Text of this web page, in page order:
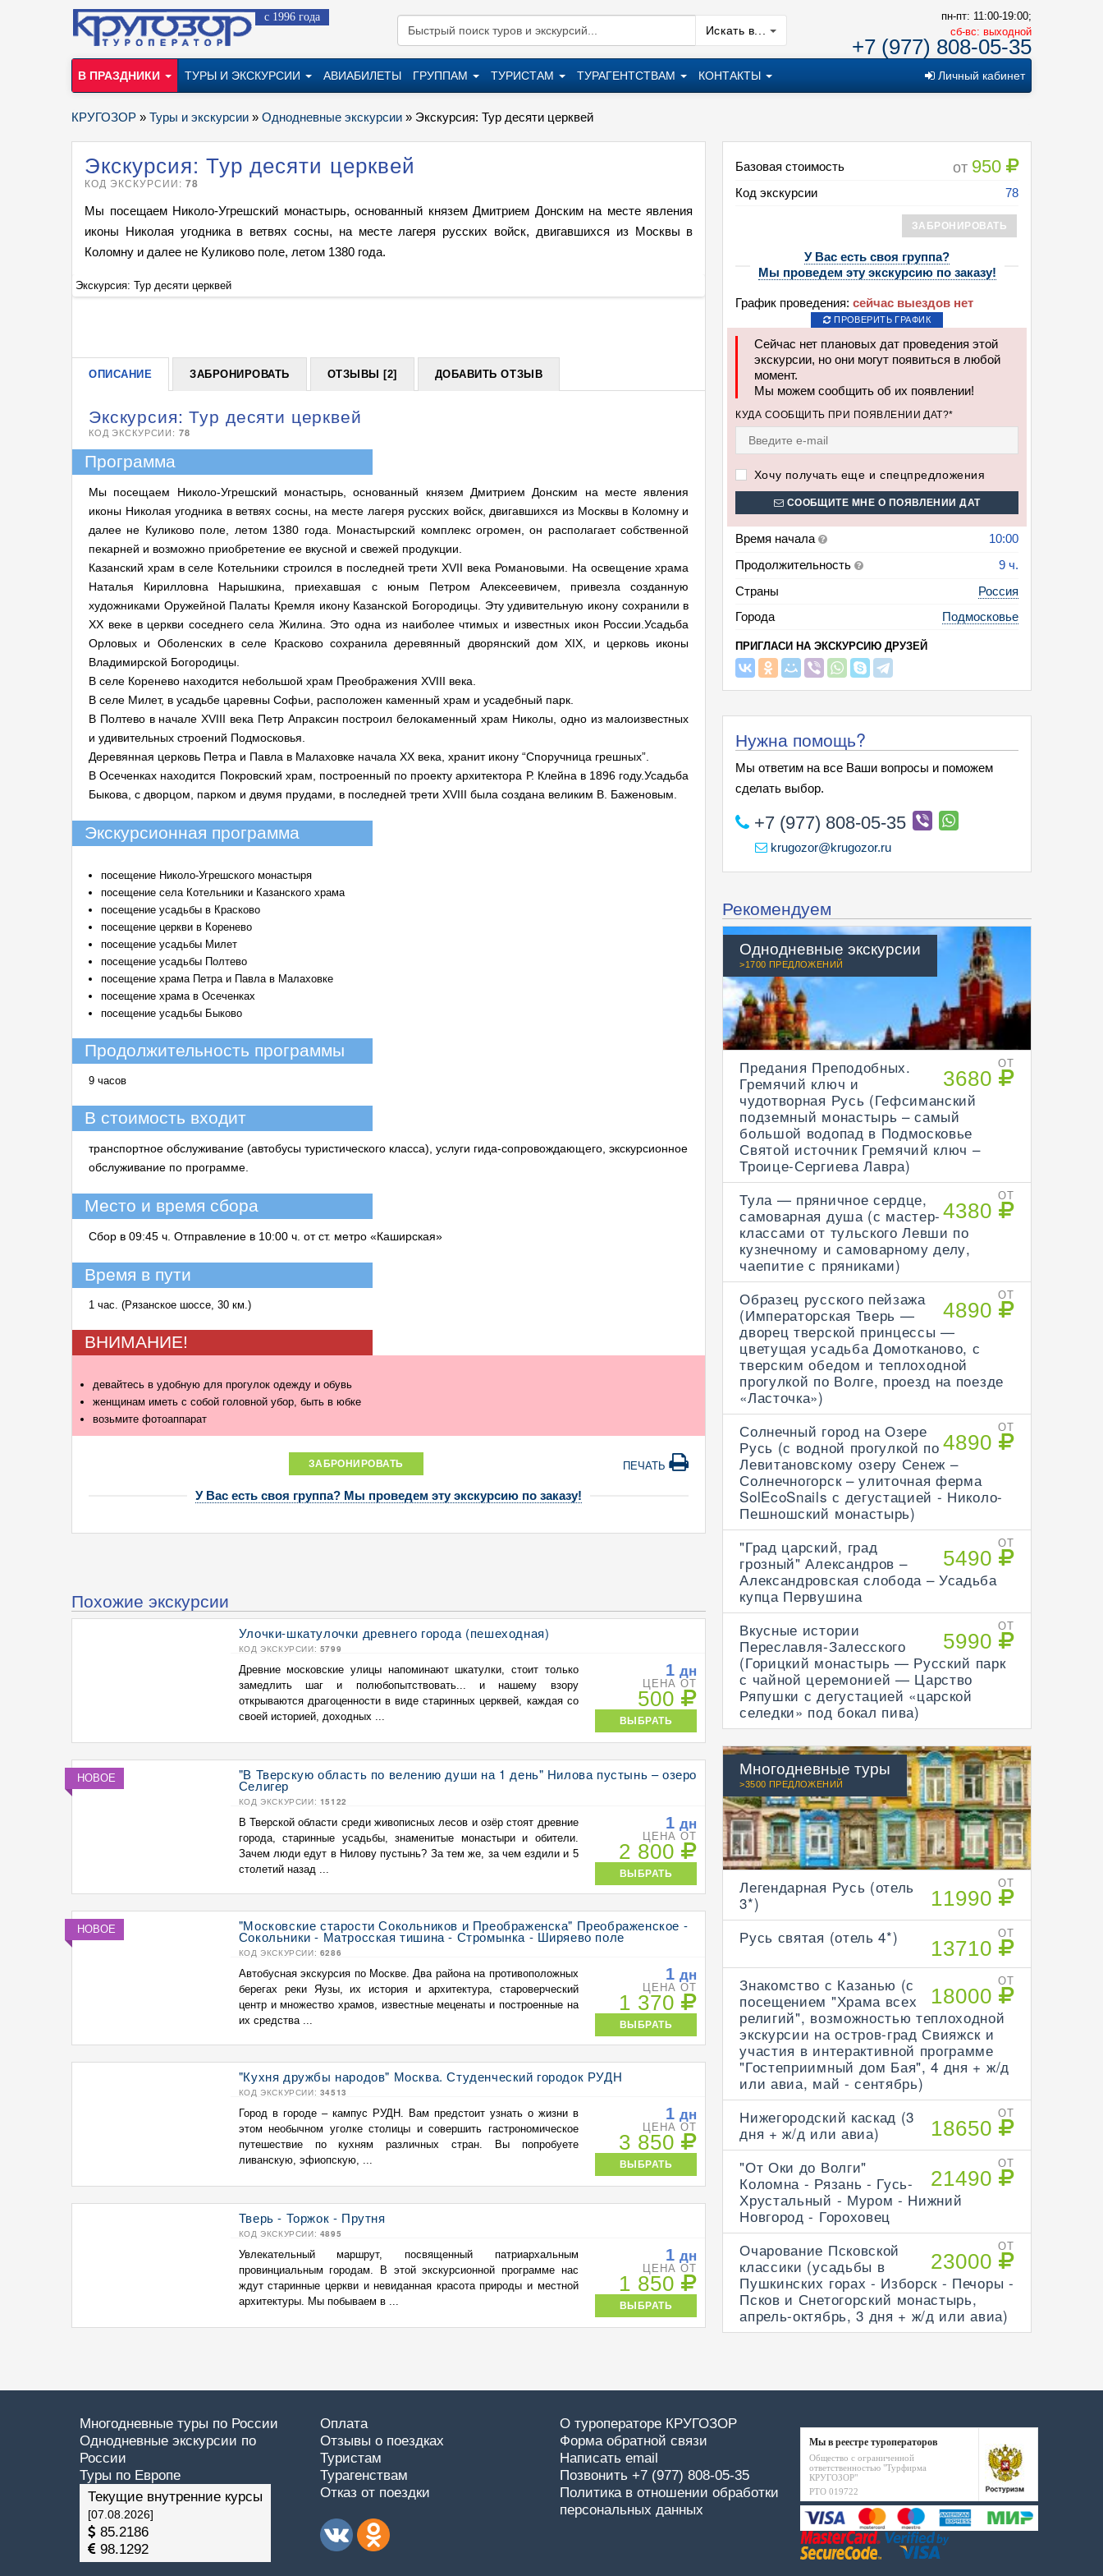
с 1996 года
Искать в...
пн-пт: 11:00-19:00;
cб-вс: выходной
+7 (977) 808-05-35
В ПРАЗДНИКИ ТУРЫ И ЭКСКУРСИИ АВИАБИЛЕТЫ ГРУППАМ ТУРИСТАМ ТУРАГЕНТСТВАМ КОНТАКТЫ Личный кабинет
КРУГОЗОР » Туры и экскурсии » Однодневные экскурсии » Экскурсия: Тур десяти церквей
Базовая стоимость от 950
Код экскурсии 78
ЗАБРОНИРОВАТЬ
У Вас есть своя группа?
Мы проведем эту экскурсию по заказу!
График проведения: сейчас выездов нет
ПРОВЕРИТЬ ГРАФИК
Сейчас нет плановых дат проведения этой
экскурсии, но они могут появиться в любой
момент.
Мы можем сообщить об их появлении!
КУДА СООБЩИТЬ ПРИ ПОЯВЛЕНИИ ДАТ?*
Хочу получать еще и спецпредложения
СООБЩИТЕ МНЕ О ПОЯВЛЕНИИ ДАТ
Время начала
10:00
Продолжительность
9 ч.
Страны
Россия
Города
Подмосковье
ПРИГЛАСИ НА ЭКСКУРСИЮ ДРУЗЕЙ
Экскурсия: Тур десяти церквей
КОД ЭКСКУРСИИ:78
Мы посещаем Николо-Угрешский монастырь, основанный князем Дмитрием Донским на месте явления
иконы Николая угодника в ветвях сосны, на месте лагеря русских войск, двигавшихся из Москвы в
Коломну и далее не Куликово поле, летом 1380 года.
Экскурсия: Тур десяти церквей
ОПИСАНИЕ ЗАБРОНИРОВАТЬ ОТЗЫВЫ [2] ДОБАВИТЬ ОТЗЫВ
Экскурсия: Тур десяти церквей
КОД ЭКСКУРСИИ: 78
Программа
Мы посещаем Николо-Угрешский монастырь, основанный князем Дмитрием Донским на месте явления
иконы Николая угодника в ветвях сосны, на месте лагеря русских войск, двигавшихся из Москвы в Коломну и
далее не Куликово поле, летом 1380 года. Монастырский комплекс огромен, он располагает собственной
пекарней и возможно приобретение ее вкусной и свежей продукции.
Казанский храм в селе Котельники строился в последней трети XVII века Романовыми. На освещение храма
Наталья Кирилловна Нарышкина, приехавшая с юным Петром Алексеевичем, привезла созданную
художниками Оружейной Палаты Кремля икону Казанской Богородицы. Эту удивительную икону сохранили в
XX веке в церкви соседнего села Жилина. Это одна из наиболее чтимых и известных икон России.Усадьба
Орловых и Оболенских в селе Красково сохранила деревянный дворянский дом XIX, и церковь иконы
Владимирской Богородицы.
В селе Коренево находится небольшой храм Преображения XVIII века.
В селе Милет, в усадьбе царевны Софьи, расположен каменный храм и усадебный парк.
В Полтево в начале XVIII века Петр Апраксин построил белокаменный храм Николы, одно из малоизвестных
и удивительных строений Подмосковья.
Деревянная церковь Петра и Павла в Малаховке начала XX века, хранит икону “Споручница грешных”.
В Осеченках находится Покровский храм, построенный по проекту архитектора Р. Клейна в 1896 году.Усадьба
Быкова, с дворцом, парком и двумя прудами, в последней трети XVIII была создана великим В. Баженовым.
Экскурсионная программа
посещение Николо-Угрешского монастыря
посещение села Котельники и Казанского храма
посещение усадьбы в Красково
посещение церкви в Коренево
посещение усадьбы Милет
посещение усадьбы Полтево
посещение храма Петра и Павла в Малаховке
посещение храма в Осеченках
посещение усадьбы Быково
Продолжительность программы
9 часов
В стоимость входит
транспортное обслуживание (автобусы туристического класса), услуги гида-сопровождающего, экскурсионное
обслуживание по программе.
Место и время сбора
Сбор в 09:45 ч. Отправление в 10:00 ч. от ст. метро «Каширская»
Время в пути
1 час. (Рязанское шоссе, 30 км.)
ВНИМАНИЕ!
девайтесь в удобную для прогулок одежду и обувь
женщинам иметь с собой головной убор, быть в юбке
возьмите фотоаппарат
ЗАБРОНИРОВАТЬ ПЕЧАТЬ
У Вас есть своя группа? Мы проведем эту экскурсию по заказу!
Похожие экскурсии
Улочки-шкатулочки древнего города (пешеходная)
КОД ЭКСКУРСИИ: 5799
Древние московские улицы напоминают шкатулки, стоит только
замедлить шаг и полюбопытствовать... и нашему взору
открываются драгоценности в виде старинных церквей, каждая со
своей историей, доходных ...
1дн
ЦЕНА ОТ
500
ВЫБРАТЬ
НОВОЕ "В Тверскую область по велению души на 1 день" Нилова пустынь – озеро
Селигер
КОД ЭКСКУРСИИ: 15122
В Тверской области среди живописных лесов и озёр стоят древние
города, старинные усадьбы, знаменитые монастыри и обители.
Зачем люди едут в Нилову пустынь? За тем же, за чем ездили и 5
столетий назад ...
1дн
ЦЕНА ОТ
2 800
ВЫБРАТЬ
НОВОЕ "Московские старости Сокольников и Преображенска" Преображенское -
Сокольники - Матросская тишина - Стромынка - Ширяево поле
КОД ЭКСКУРСИИ: 6286
Автобусная экскурсия по Москве. Два района на противоположных
берегах реки Яузы, их история и архитектура, староверческий
центр и множество храмов, известные меценаты и построенные на
их средства ...
1дн
ЦЕНА ОТ
1 370
ВЫБРАТЬ
"Кухня дружбы народов" Москва. Студенческий городок РУДН
КОД ЭКСКУРСИИ: 34513
Город в городе – кампус РУДН. Вам предстоит узнать о жизни в
этом необычном уголке столицы и совершить гастрономическое
путешествие по кухням различных стран. Вы попробуете
ливанскую, эфиопскую, ...
1дн
ЦЕНА ОТ
3 850
ВЫБРАТЬ
Тверь - Торжок - Прутня
КОД ЭКСКУРСИИ: 4895
Увлекательный маршрут, посвященный патриархальным
провинциальным городам. В этой экскурсионной программе нас
ждут старинные церкви и невиданная красота природы и местной
архитектуры. Мы побываем в ...
1дн
ЦЕНА ОТ
1 850
ВЫБРАТЬ
Нужна помощь?
Мы ответим на все Ваши вопросы и поможем
сделать выбор.
+7 (977) 808-05-35
krugozor@krugozor.ru
Рекомендуем
Однодневные экскурсии
>1700 ПРЕДЛОЖЕНИЙ
ОТ
3680
Предания Преподобных.
Гремячий ключ и
чудотворная Русь (Гефсиманский
подземный монастырь – самый
большой водопад в Подмосковье
Святой источник Гремячий ключ –
Троице-Сергиева Лавра)
ОТ
4380
Тула — пряничное сердце,
самоварная душа (с мастер-
классами от тульского Левши по
кузнечному и самоварному делу,
чаепитие с пряниками)
ОТ
4890
Образец русского пейзажа
(Императорская Тверь —
дворец тверской принцессы —
цветущая усадьба Домотканово, с
тверским обедом и теплоходной
прогулкой по Волге, проезд на поезде
«Ласточка»)
ОТ
4890
Солнечный город на Озере
Русь (с водной прогулкой по
Левитановскому озеру Сенеж –
Солнечногорск – улиточная ферма
SolEcoSnails с дегустацией - Николо-
Пешношский монастырь)
ОТ
5490
"Град царский, град
грозный" Александров –
Александровская слобода – Усадьба
купца Первушина
ОТ
5990
Вкусные истории
Переславля-Залесского
(Горицкий монастырь — Русский парк
с чайной церемонией — Царство
Ряпушки с дегустацией «царской
селедки» под бокал пива)
Многодневные туры
>3500 ПРЕДЛОЖЕНИЙ
ОТ
11990
Легендарная Русь (отель
3*)
ОТ
13710
Русь святая (отель 4*)
ОТ
18000
Знакомство с Казанью (с
посещением "Храма всех
религий", возможностью теплоходной
экскурсии на остров-град Свияжск и
участия в интерактивной программе
"Гостеприимный дом Бая", 4 дня + ж/д
или авиа, май - сентябрь)
ОТ
18650
Нижегородский каскад (3
дня + ж/д или авиа)
ОТ
21490
"От Оки до Волги"
Коломна - Рязань - Гусь-
Хрустальный - Муром - Нижний
Новгород - Гороховец
ОТ
23000
Очарование Псковской
классики (усадьбы в
Пушкинских горах - Изборск - Печоры -
Псков и Снетогорский монастырь,
апрель-октябрь, 3 дня + ж/д или авиа)
Многодневные туры по России
Однодневные экскурсии по
России
Туры по Европе
Текущие внутренние курсы
[07.08.2026]
85.2186
98.1292
Оплата
Отзывы о поездках
Туристам
Турагенствам
Отказ от поездки
О туроператоре КРУГОЗОР
Форма обратной связи
Написать email
Позвонить +7 (977) 808-05-35
Политика в отношении обработки
персональных данных
Мы в реестре туроператоров
Общество с ограниченной
ответственностью "Турфирма
КРУГОЗОР"
РТО 019722